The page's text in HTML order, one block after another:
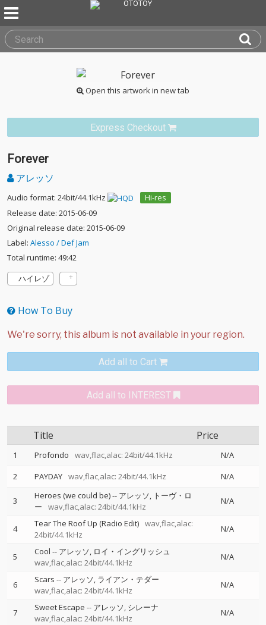
Open this artwork in new tab
Express Checkout
Forever
アレッソ
Audio format: 24bit/44.1kHz
Hi-res
Release date: 2015-06-09
Original release date: 2015-06-09
Label: Alesso / Def Jam
Total runtime: 49:42
ハイレゾ
How To Buy
Add all to Cart
Add all to INTEREST
Title Price
1 Profondo wav,flac,alac: 24bit/44.1kHz
N/A
2
PAYDAY wav,flac,alac: 24bit/44.1kHz N/A
3 Heroes (we could be)-- アレッソ
トーヴ・ロ
ー
wav,flac,alac: 24bit/44.1kHz
N/A
4 Tear The Roof Up (Radio Edit) wav,flac,alac:
24bit/44.1kHz
N/A
5 Cool -- アレッソ ロイ・イングリッシュ
wav,flac,alac: 24bit/44.1kHz
N/A
6 Scars -- アレッソ ライアン・テダー
wav,flac,alac: 24bit/44.1kHz
N/A
7 Sweet Escape -- アレッソ シレーナ
wav,flac,alac: 24bit/44.1kHz
N/A